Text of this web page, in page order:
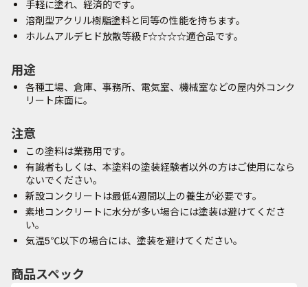
手軽に塗れ、経済的です。
溶剤型アクリル樹脂塗料と同等の性能を持ちます。
ホルムアルデヒド放散等級 F☆☆☆☆適合品です。
用途
各種工場、倉庫、事務所、電気室、機械室などの屋内外コンク
リート床面に。
注意
この塗料は業務用です。
有識者もしくは、本塗料の塗装経験者以外の方はご使用になら
ないでください。
新設コンクリートは最低4週間以上の養生が必要です。
素地コンクリートに水分が多い場合には塗装は避けてくださ
い。
気温5℃以下の場合には、塗装を避けてください。
商品スペック